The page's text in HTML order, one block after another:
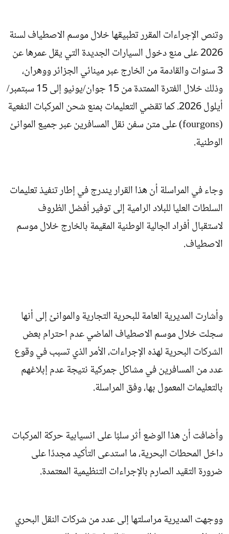
وتنص الإجراءات المقرر تطبيقها خلال موسم الاصطياف لسنة
2026 على منع دخول السيارات الجديدة التي يقل عمرها عن
3 سنوات والقادمة من الخارج عبر مينائي الجزائر ووهران،
وذلك خلال الفترة الممتدة من 15 جوان/يونيو إلى 15 سبتمبر/
أيلول 2026. كما تقضي التعليمات بمنع شحن المركبات النفعية
(fourgons) على متن سفن نقل المسافرين عبر جميع الموانئ
الوطنية.
وجاء في المراسلة أن هذا القرار يندرج في إطار تنفيذ تعليمات
السلطات العليا للبلاد الرامية إلى توفير أفضل الظروف
لاستقبال أفراد الجالية الوطنية المقيمة بالخارج خلال موسم
الاصطياف.
وأشارت المديرية العامة للبحرية التجارية والموانئ إلى أنها
سجلت خلال موسم الاصطياف الماضي عدم احترام بعض
الشركات البحرية لهذه الإجراءات، الأمر الذي تسبب في وقوع
عدد من المسافرين في مشاكل جمركية نتيجة عدم إبلاغهم
بالتعليمات المعمول بها، وفق المراسلة.
وأضافت أن هذا الوضع أثر سلبًا على انسيابية حركة المركبات
داخل المحطات البحرية، ما استدعى التأكيد مجددًا على
ضرورة التقيد الصارم بالإجراءات التنظيمية المعتمدة.
ووجهت المديرية مراسلتها إلى عدد من شركات النقل البحري